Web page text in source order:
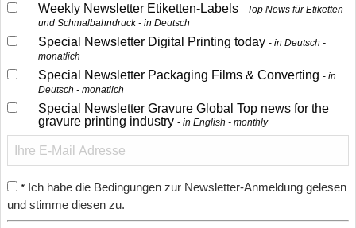
Weekly Newsletter Etiketten-Labels
Top News für Etiketten-
und Schmalbahndruck - in Deutsch
Special Newsletter Digital Printing today
in Deutsch -
monatlich
Special Newsletter Packaging Films & Converting
in
Deutsch - monatlich
Special Newsletter Gravure Global Top news for the
gravure printing industry
in English - monthly
* Ich habe die Bedingungen zur Newsletter-Anmeldung gelesen
und stimme diesen zu.